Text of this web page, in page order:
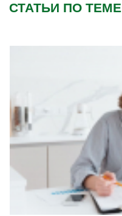
СТАТЬИ ПО ТЕМЕ